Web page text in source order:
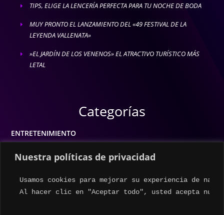
Nuestra políticas de privacidad
Usamos cookies para mejorar su experiencia de
Al hacer clic en "Aceptar todo", usted acepta
E TIPS, ELIGE LA LENCERÍA PERFECTA PARA TU NOCHE DE BODA
E
MUY PRONTO EL LANZAMIENTO DEL «49 FESTIVAL DE LA
LEYENDA VALLENATA»
E
»EL JARDÍN DE LOS VENENOS» EL ATRACTIVO TURÍSTICO MÁS
LETAL
Categorías
ENTRETENIMIENTO
ESTILO DE VIDA